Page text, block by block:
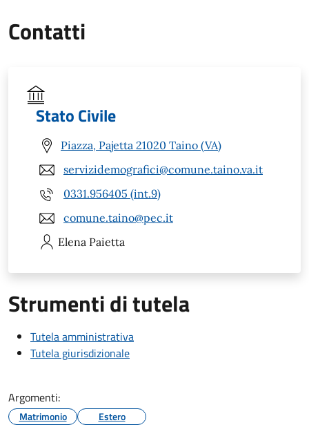
Contatti
Stato Civile
Piazza, Pajetta 21020 Taino (VA)
servizidemografici@comune.taino.va.it
0331.956405 (int.9)
comune.taino@pec.it
Elena Paietta
Strumenti di tutela
Tutela amministrativa
Tutela giurisdizionale
Argomenti:
Matrimonio Estero